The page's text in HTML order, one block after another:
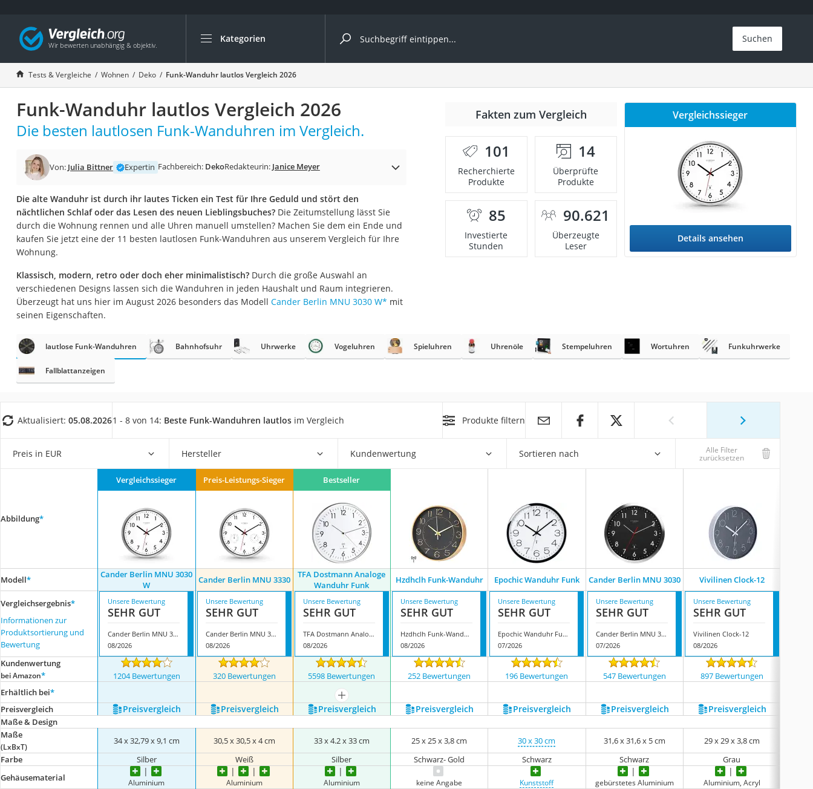
Kategorien
Die beliebtesten Vergleiche nach Kategorie
Wohnen
Matratzen-Topper
Matratzen
Konferenzlautsprecher
Badlüfter
Bürohocker
Außenleuchte mit Kamera
Ozongeneratoren
Konferenzmikrofon
Klappmatratze
Aktenvernichter Sicherheitsstufe 4
Bettgitter
Duschpaneel
Matratze 90 x 200 cm
Service
Suchen
Tests & Vergleiche Wohnen Deko Funk-Wanduhr lautlos Vergleich 2026
Funk-Wanduhr lautlos Vergleich 2026
Die besten lautlosen Funk-Wanduhren im Vergleich.
Von: Julia Bittner Expertin Fachbereich: DekoRedakteurin: Janice Meyer
Die alte Wanduhr ist durch ihr lautes Ticken ein Test für Ihre Geduld und stört den
nächtlichen Schlaf oder das Lesen des neuen Lieblingsbuches?Die Zeitumstellung lässt Sie
durch die Wohnung rennen und alle Uhren manuell umstellen? Machen Sie dem ein Ende und
kaufen Sie jetzt eine der 11 besten lautlosen Funk-Wanduhren aus unserem Vergleich für Ihre
Wohnung.
Klassisch, modern, retro oder doch eher minimalistisch?Durch die große Auswahl an
verschiedenen Designs lassen sich die Wanduhren in jeden Haushalt und Raum integrieren.
Überzeugt hat uns hier im August 2026 besonders das Modell Cander Berlin MNU 3030 W* mit
seinen Eigenschaften.
Fakten zum Vergleich
101
Recherchierte
Produkte
14
Überprüfte
Produkte
85
Investierte
Stunden
90.621
Überzeugte
Leser
Vergleichssieger
Details ansehen
lautlose Funk-Wanduhren Bahnhofsuhr Uhrwerke Vogeluhren Spieluhren Uhrenöle Stempeluhren Wortuhren Funkuhrwerke
Fallblattanzeigen
Aktualisiert: 05.08.20261 - 8 von 14: Beste Funk-Wanduhren lautlos im Vergleich Produkte filtern
Preis in EUR Hersteller Kundenwertung Sortieren nach Alle Filter
zurücksetzen
Abbildung*
Vergleichssieger Preis-Leistungs-Sieger Bestseller
Modell*
Cander Berlin MNU 3030
W
Cander Berlin MNU 3330
TFA Dostmann Analoge
Wanduhr Funk
Hzdhclh Funk-Wanduhr Epochic Wanduhr Funk Cander Berlin MNU 3030 Vivilinen Clock-12
Vergleichsergebnis*
Informationen zur
Produktsortierung und
Bewertung
Unsere Bewertung
SEHR GUT
Cander Berlin MNU 3030 W
08/2026
Unsere Bewertung
SEHR GUT
Cander Berlin MNU 3330
08/2026
Unsere Bewertung
SEHR GUT
TFA Dostmann Analoge Wanduhr Funk
08/2026
Unsere Bewertung
SEHR GUT
Hzdhclh Funk-Wanduhr
08/2026
Unsere Bewertung
SEHR GUT
Epochic Wanduhr Funk
07/2026
Unsere Bewertung
SEHR GUT
Cander Berlin MNU 3030
07/2026
Unsere Bewertung
SEHR GUT
Vivilinen Clock-12
08/2026
Kundenwertung
bei Amazon* 1204 Bewertungen 320 Bewertungen 5598 Bewertungen 252 Bewertungen 196 Bewertungen 547 Bewertungen 897 Bewertungen
Erhältlich bei*
mehr anzeigen
Preis­vergleich
Preis­vergleich Preis­vergleich Preis­vergleich Preis­vergleich Preis­vergleich Preis­vergleich Preis­vergleich
Maße & Design
Maße
(LxBxT)
34 x 32,79 x 9,1 cm 30,5 x 30,5 x 4 cm 33 x 4.2 x 33 cm 25 x 25 x 3,8 cm 30 x 30 cm 31,6 x 31,6 x 5 cm 29 x 29 x 3,8 cm
Farbe
Silber Weiß Silber Schwarz- Gold Schwarz Schwarz
Grau
Gehäusematerial
Aluminium Aluminium Aluminium keine Angabe Kunststoff gebürstetes Aluminium Aluminium, Acryl